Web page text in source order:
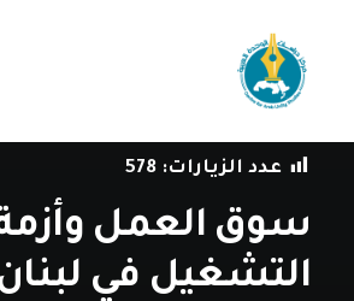
فيمراجعة اصدارات
عدد الزيارات: 578
سوق العمل
التشغيل في